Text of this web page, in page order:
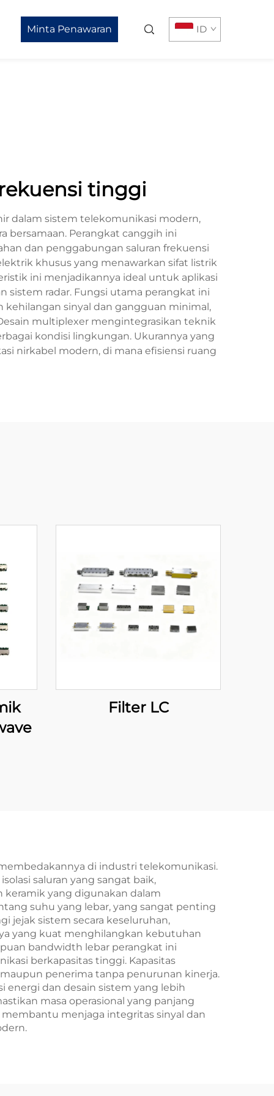
Minta Penawaran ID
tinggi
dalam sistem telekomunikasi modern,
bersamaan. Perangkat canggih ini
dan penggabungan saluran frekuensi
khusus yang menawarkan sifat listrik
ini menjadikannya ideal untuk aplikasi
sistem radar. Fungsi utama perangkat ini
sinyal dan gangguan minimal,
multiplexer mengintegrasikan teknik
kondisi lingkungan. Ukurannya yang
nirkabel modern, di mana efisiensi ruang
Filter LC
di industri telekomunikasi.
saluran yang sangat baik,
keramik yang digunakan dalam
suhu yang lebar, yang sangat penting
jejak sistem secara keseluruhan,
yang kuat menghilangkan kebutuhan
bandwidth lebar perangkat ini
berkapasitas tinggi. Kapasitas
penerima tanpa penurunan kinerja.
energi dan desain sistem yang lebih
masa operasional yang panjang
menjaga integritas sinyal dan